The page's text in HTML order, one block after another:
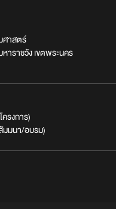
ศาสตร์
าราชวัง เขตพระนคร
รงการ)
มมนา/อบรม)